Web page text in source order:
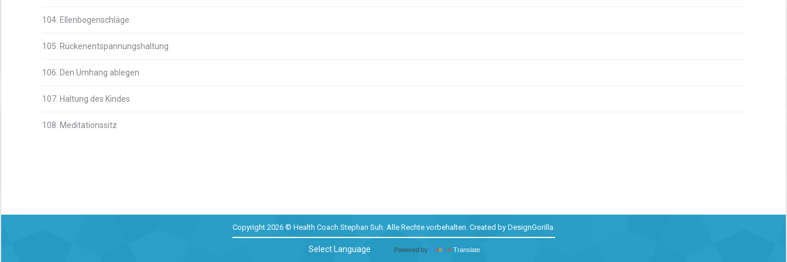
104. Ellenbogenschläge
105. Rückenentspannungshaltung
106. Den Umhang ablegen
107. Haltung des Kindes
108. Meditationssitz
Copyright 2026 © Health Coach Stephan Suh. Alle Rechte vorbehalten. Created by DesignGorilla.
Powered by Translate